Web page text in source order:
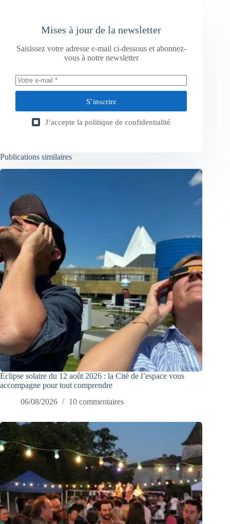
Mises à jour de la newsletter
Saisissez votre adresse e-mail ci-dessous et abonnez-
vous à notre newsletter
S’inscrire
J’accepte la politique de confidentialité
Publications similaires
Éclipse solaire du 12 août 2026 : la Cité de l’espace vous
accompagne pour tout comprendre
06/08/2026
10 commentaires